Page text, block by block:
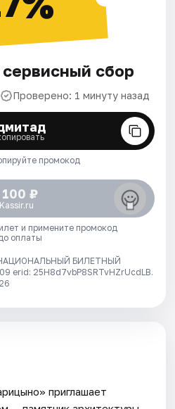
сбор
Проверено: 1 минуту назад
промокод
100 ₽
и примените промокод
оплаты
БИЛЕТНЫЙ
erid: 25H8d7vbP8SRTvHZrUcdLB.
приглашает